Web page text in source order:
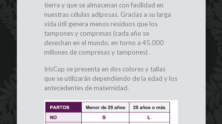
tierra y que se almacenan con facilidad en
nuestras células adiposas. Gracias a su larga
vida útil genera menos residuos que los
tampones y compresas (cada año se
desechan en el mundo, en torno a 45.000
millones de compresas y tampones) .
IrisCup se presenta en dos colores y tallas
que se utilizarán dependiendo de la edad y los
antecedentes de maternidad.